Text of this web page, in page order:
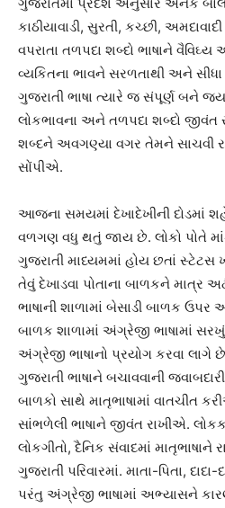
ગુજરાતમાં પ્રદેશ અનુસાર અનેક
કાઠીયાવાડી, સુરતી, કચ્છી,
વપરાતા તળપદા શબ્દો ભાષાને
વ્યકિતના ભાવને સરળતાથી અને
ગુજરાતી ભાષા ત્યારે જ સંપૂર્ણ બને
લોકભાવના અને તળપદા શબ્દો
શબ્દને અવગણ્યા વગર તેમને સાચવી
સોંપીએ.
આજના સમયમાં દેખાદેખીની દોડમાં
વળગણ વધુ થતું જાય છે. લોકો પોતે
ગુજરાતી માધ્યમમાં હોય છતાં
તેવું દેખાડવા પોતાના બાળકને માત્ર
ભાષાની શાળામાં બેસાડી બાળક
બાળક શાળામાં અંગ્રેજી ભાષામાં
અંગ્રેજી ભાષાનો પ્રયોગ કરવા લાગે
ગુજરાતી ભાષાને બચાવવાની
બાળકો સાથે માતૃભાષામાં વાતચીત
સાંભળેલી ભાષાને જીવંત રાખીએ.
લોકગીતો, દૈનિક સંવાદમાં
ગુજરાતી પરિવારમાં. માતા-પિતા,
પરંતુ અંગ્રેજી ભાષામાં અભ્યાસને